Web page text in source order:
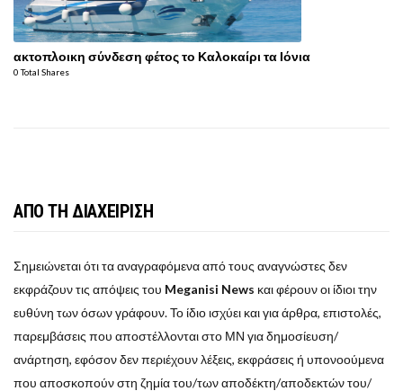
ακτοπλοικη σύνδεση φέτος το Καλοκαίρι τα Ιόνια
0 Total Shares
ΑΠΟ ΤΗ ΔΙΑΧΕΙΡΙΣΗ
Σημειώνεται ότι τα αναγραφόμενα από τους αναγνώστες δεν
εκφράζουν τις απόψεις του Meganisi News και φέρουν οι ίδιοι την
ευθύνη των όσων γράφουν. Το ίδιο ισχύει και για άρθρα, επιστολές,
παρεμβάσεις που αποστέλλονται στο ΜΝ για δημοσίευση/
ανάρτηση, εφόσον δεν περιέχουν λέξεις, εκφράσεις ή υπονοούμενα
που αποσκοπούν στη ζημία του/των αποδέκτη/αποδεκτών του/